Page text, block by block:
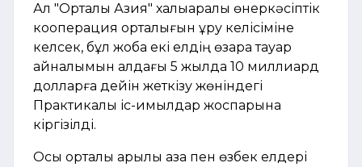
Ал "Орталық Азия" халықаралық өнеркәсіптік
кооперация орталығын құру келісіміне
келсек, бұл жоба екі елдің өзара тауар
айналымын алдағы 5 жылда 10 миллиард
долларға дейін жеткізу жөніндегі
Практикалық іс-қимылдар жоспарына
кіргізілді.
Осы орталық арқылы қазақ пен өзбек елдері